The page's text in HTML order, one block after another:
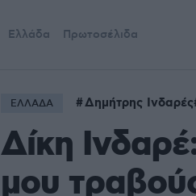
Ελλάδα Πρωτοσέλιδα
ΕΛΛΑΔΑ Δημήτρης Ινδαρές
Δίκη
μου